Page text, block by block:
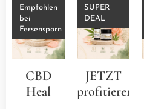
CBD
Heal
Empfohlen
bei
Fersensporn
JETZT
profitieren
SUPER
DEAL